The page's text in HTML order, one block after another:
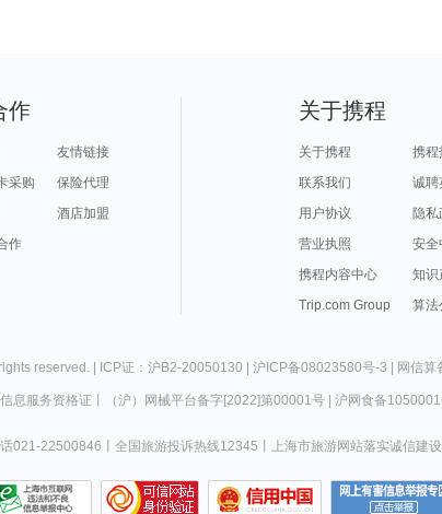
作
友情链接
采购
保险代理
酒店加盟
作
关于携程
关于携程
携程
联系我们
诚聘
用户协议
隐私
营业执照
安全
携程内容中心
知识
Trip.com Group
算法
reserved. | ICP证：沪B2-20050130 | 沪ICP备08023580号-3 | 网信算
息服务资格证 （沪）网械平台备字[2022]第00001号| 沪网食备
021-22500846 全国旅游投诉热线12345 上海市旅游网站落实诚信建